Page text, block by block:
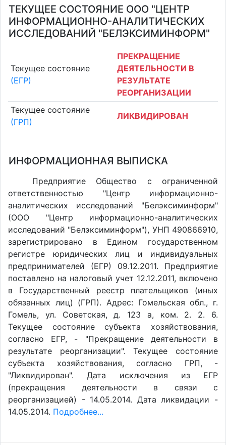
ТЕКУЩЕЕ СОСТОЯНИЕ ООО "ЦЕНТР
ИНФОРМАЦИОННО-АНАЛИТИЧЕСКИХ
ИССЛЕДОВАНИЙ "БЕЛЭКСИМИНФОРМ"
Текущее состояние
(ЕГР)
ПРЕКРАЩЕНИЕ
ДЕЯТЕЛЬНОСТИ В
РЕЗУЛЬТАТЕ
РЕОРГАНИЗАЦИИ
Текущее состояние
(ГРП)
ЛИКВИДИРОВАН
ИНФОРМАЦИОННАЯ ВЫПИСКА
Предприятие Общество с ограниченной
ответственностью "Центр информационно-
аналитических исследований "Белэксиминформ"
(ООО "Центр информационно-аналитических
исследований "Белэксиминформ"), УНП 490866910,
зарегистрировано в Едином государственном
регистре юридических лиц и индивидуальных
предпринимателей (ЕГР) 09.12.2011. Предприятие
поставлено на налоговый учет 12.12.2011, включено
в Государственный реестр плательщиков (иных
обязанных лиц) (ГРП). Адрес: Гомельская обл., г.
Гомель, ул. Советская, д. 123 а, ком. 2. 2. 6.
Текущее состояние субъекта хозяйствования,
согласно ЕГР, - "Прекращение деятельности в
результате реорганизации". Текущее состояние
субъекта хозяйствования, согласно ГРП, -
"Ликвидирован". Дата исключения из ЕГР
(прекращения деятельности в связи с
реорганизацией) - 14.05.2014. Дата ликвидации -
14.05.2014. Подробнее...